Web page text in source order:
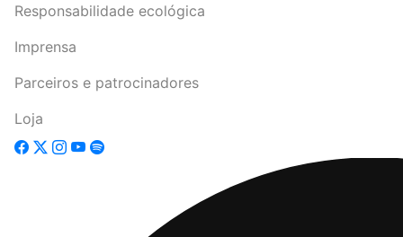
Responsabilidade ecológica
Imprensa
Parceiros e patrocinadores
Loja